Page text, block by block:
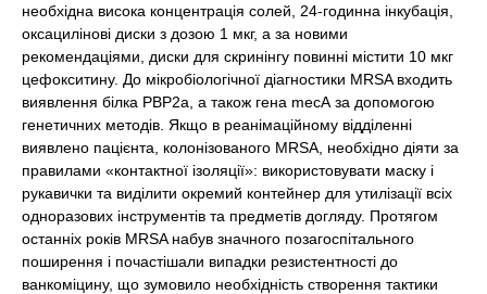
необхідна висока концентрація солей, 24-годинна інкубація,
оксацилінові диски з дозою 1 мкг, а за новими
рекомендаціями, диски для скринінгу повинні містити 10 мкг
цефокситину. До мікробіологічної діагностики MRSA входить
виявлення білка PBP2a, а також гена mecА за допомогою
генетичних методів. Якщо в реанімаційному відділенні
виявлено пацієнта, колонізованого MRSA, необхідно діяти за
правилами «контактної ізоляції»: використовувати маску і
рукавички та виділити окремий контейнер для утилізації всіх
одноразових інструментів та предметів догляду. Протягом
останніх років MRSA набув значного позагоспітального
поширення і почастішали випадки резистентності до
ванкоміцину, що зумовило необхідність створення тактики